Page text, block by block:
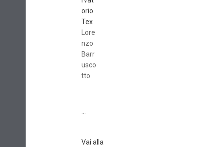
orio
Tex
Lore
nzo
Barr
usco
tto
Vai alla